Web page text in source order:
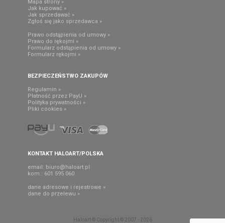
Mapa strony »
Jak kupować »
Jak sprzedawać »
Zgłoś się jako sprzedawca »
Prawo odstąpienia od umowy »
Prawo do rękojmi »
Formularz odstąpienia od umowy »
Formularz rękojmi »
BEZPIECZEŃSTWO ZAKUPÓW
Regulamin »
Płatność przez PayU »
Polityka prywatności »
Pliki cookies »
KONTAKT HALOART/POLSKA
email: biuro@haloart.pl
kom.: 601 595 060
dane adresowe i rejestrowe »
dane do przelewu »
Haloart © Copyright © 2007 - 2026